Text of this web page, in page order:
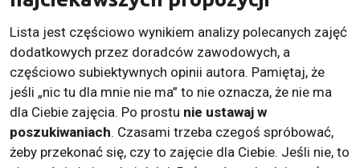
Lista jest częściowo wynikiem analizy polecanych zajęć
dodatkowych przez doradców zawodowych, a
częściowo subiektywnych opinii autora. Pamiętaj, że
jeśli „nic tu dla mnie nie ma” to nie oznacza, że nie ma
dla Ciebie zajęcia. Po prostu nie ustawaj w
poszukiwaniach. Czasami trzeba czegoś spróbować,
żeby przekonać się, czy to zajęcie dla Ciebie. Jeśli nie, to